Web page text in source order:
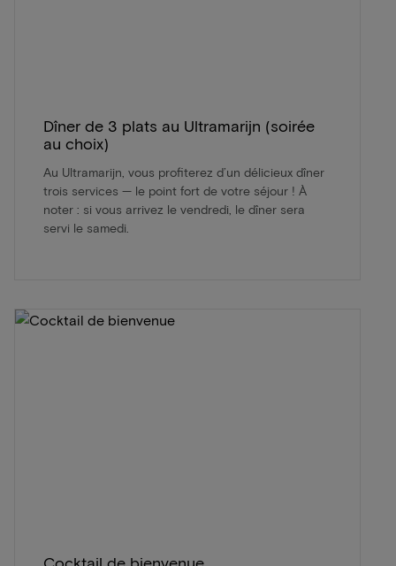
Dîner de 3 plats au Ultramarijn (soirée
au choix)
Au Ultramarijn, vous profiterez d’un délicieux dîner
trois services — le point fort de votre séjour ! À
noter : si vous arrivez le vendredi, le dîner sera
servi le samedi.